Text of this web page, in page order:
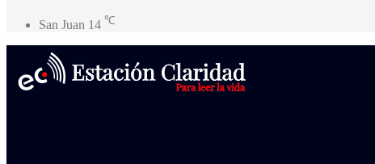
San Juan 14 ℃